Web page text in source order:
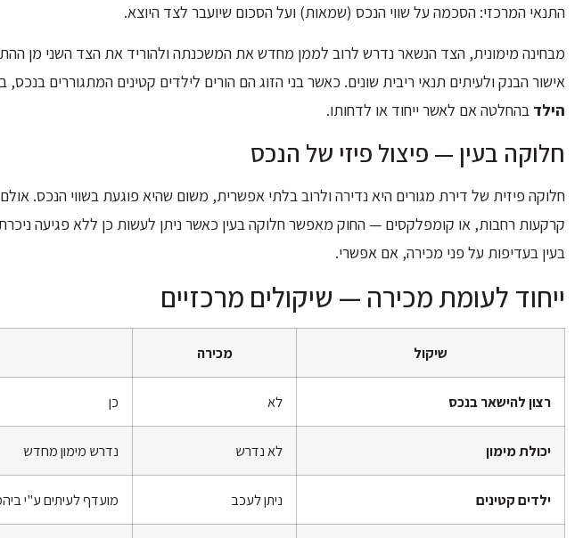
התנאי המרכזי: הסכמה על שווי הנכס (שמאות) ועל הסכום שיועבר לצד היוצא.
מבחינה מימונית, הצד הנשאר נדרש לרוב לממן מחדש את המשכנתה ולהוריד את הצד השני מן
אישור הבנק ולעיתים תנאי ריבית שונים. כאשר בני הזוג הם הורים לילדים קטינים המתגוררים
הילד בהחלטה אם לאשר ייחוד או לדחותו.
חלוקה בעין — פיצול פיזי של הנכס
חלוקה פיזית של דירת מגורים היא נדירה ולרוב בלתי אפשרית, משום שהיא פוגעת בשווי הנכס.
קרקעות רחבות, או קומפלקסים — החוק מאפשר חלוקה בעין כאשר ניתן לעשות כן ללא פגיעה
בעין בעדיפות על פני מכירה, אם אפשרי.
ייחוד לעומת מכירה — שיקולים מרכזיים
שיקול מכירה
רצון להישאר בנכס לא כן
יכולת מימון לא נדרש נדרש מימון מחדש
ילדים קטינים ניתן לעכב מועדף לעיתים ע"י